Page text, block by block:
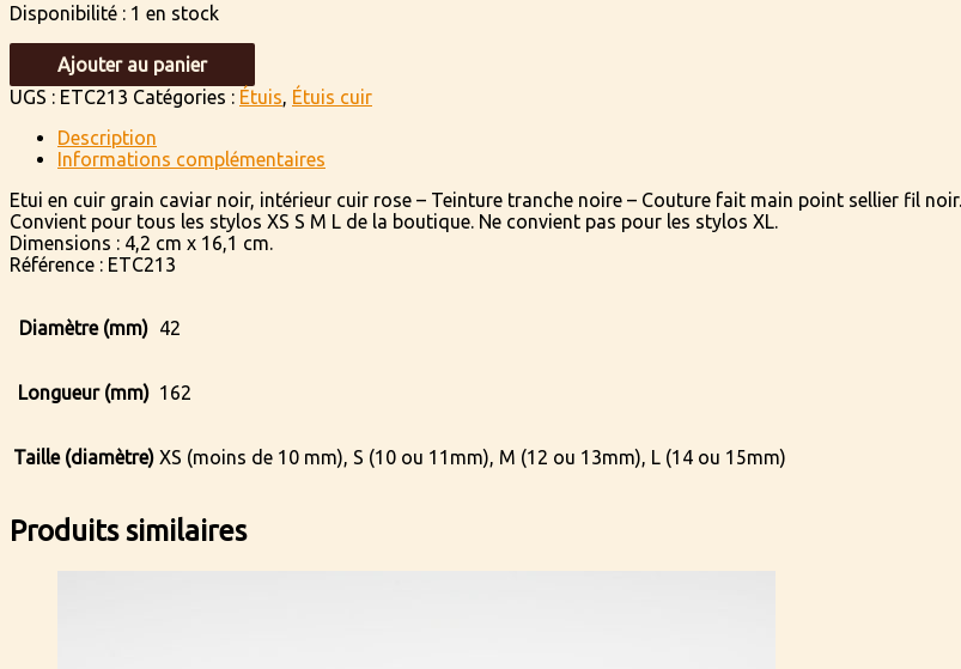
Disponibilité : 1 en stock
quantité
Etui
cuir
grain
noir,
intérieur
cuir
rose
Ajouter au panier
UGS : ETC213 Catégories : Étuis Étuis cuir
Description
Informations complémentaires
Etui en cuir grain caviar noir, intérieur cuir rose – Teinture tranche noire – Couture fait main point sellier fil noir.
Convient pour tous les stylos XS S M L de la boutique. Ne convient pas pour les stylos XL.
Dimensions : 4,2 cm x 16,1 cm.
Référence : ETC213
Diamètre (mm) 42
Longueur (mm) 162
Taille (diamètre) XS (moins de 10 mm), S (10 ou 11mm), M (12 ou 13mm), L (14 ou 15mm)
Produits similaires